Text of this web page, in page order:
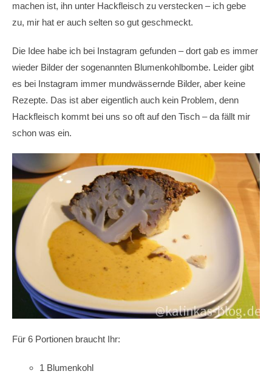
machen ist, ihn unter Hackfleisch zu verstecken – ich gebe
zu, mir hat er auch selten so gut geschmeckt.
Die Idee habe ich bei Instagram gefunden – dort gab es immer
wieder Bilder der sogenannten Blumenkohlbombe. Leider gibt
es bei Instagram immer mundwässernde Bilder, aber keine
Rezepte. Das ist aber eigentlich auch kein Problem, denn
Hackfleisch kommt bei uns so oft auf den Tisch – da fällt mir
schon was ein.
Für 6 Portionen braucht Ihr:
1 Blumenkohl